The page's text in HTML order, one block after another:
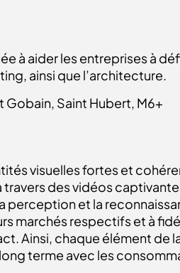
à aider les entreprises à
ainsi que l’architecture.
Gobain, Saint Hubert, M6+
visuelles fortes et
des vidéos
et la
marchés respectifs et à
Ainsi, chaque élément de
terme avec les